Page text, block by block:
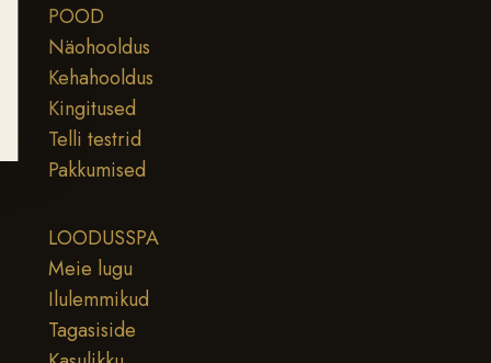
POOD
Näohooldus
Kehahooldus
Kingitused
Telli testrid
Pakkumised
LOODUSSPA
Meie lugu
Ilulemmikud
Tagasiside